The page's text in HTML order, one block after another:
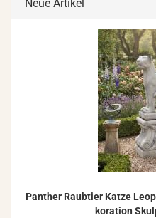
Neue Artikel
Pan­ther Raub­tier Katze
ko­ra­ti­on